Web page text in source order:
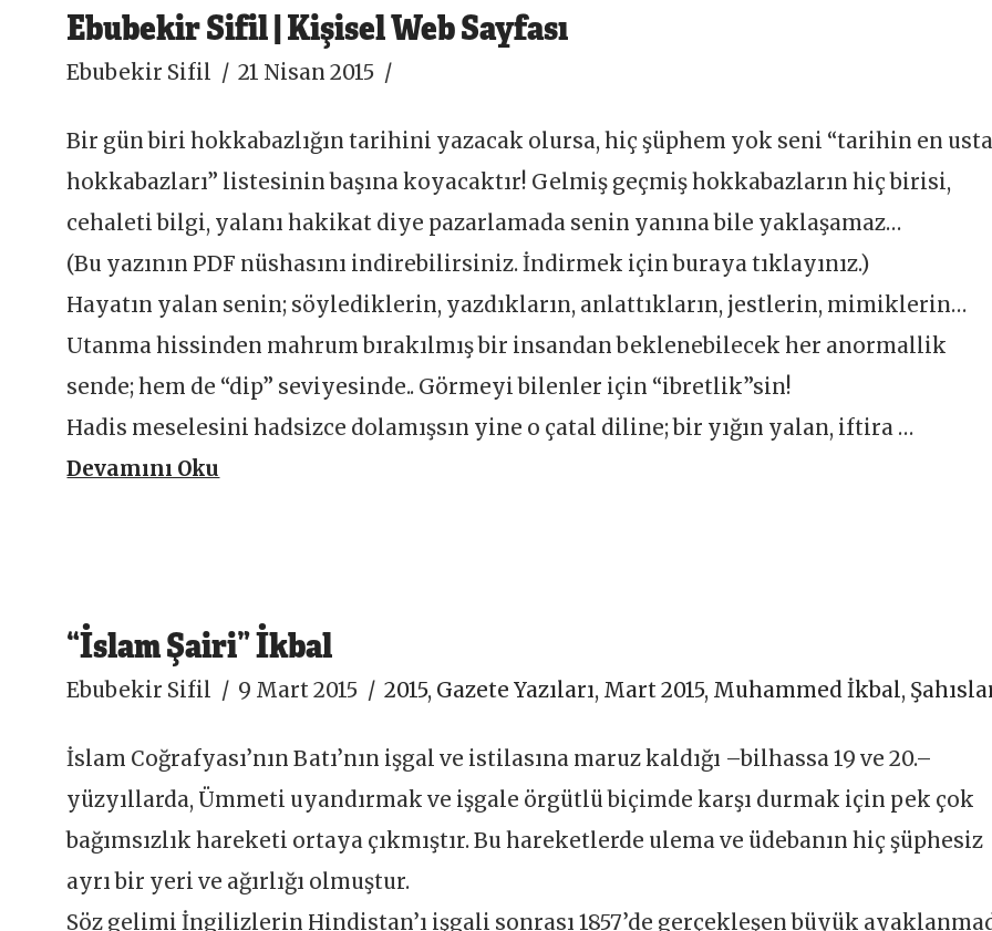
Ebubekir Sifil | Kişisel Web Sayfası
Ebubekir Sifil 21 Nisan 2015
Bir gün biri hokkabazlığın tarihini yazacak olursa, hiç şüphem yok seni “tarihin en
hokkabazları” listesinin başına koyacaktır! Gelmiş geçmiş hokkabazların hiç birisi,
cehaleti bilgi, yalanı hakikat diye pazarlamada senin yanına bile yaklaşamaz…
(Bu yazının PDF nüshasını indirebilirsiniz. İndirmek için buraya tıklayınız.)
Hayatın yalan senin; söylediklerin, yazdıkların, anlattıkların, jestlerin, mimiklerin…
Utanma hissinden mahrum bırakılmış bir insandan beklenebilecek her anormallik
sende; hem de “dip” seviyesinde.. Görmeyi bilenler için “ibretlik”sin!
Hadis meselesini hadsizce dolamışsın yine o çatal diline; bir yığın yalan, iftira …
Devamını Oku
“İslam Şairi” İkbal
Ebubekir Sifil 9 Mart 2015 2015, Gazete Yazıları, Mart 2015, Muhammed İkbal,
İslam Coğrafyası’nın Batı’nın işgal ve istilasına maruz kaldığı –bilhassa 19 ve 20.–
yüzyıllarda, Ümmeti uyandırmak ve işgale örgütlü biçimde karşı durmak için pek çok
bağımsızlık hareketi ortaya çıkmıştır. Bu hareketlerde ulema ve üdebanın hiç şüphesiz
ayrı bir yeri ve ağırlığı olmuştur.
Söz gelimi İngilizlerin Hindistan’ı işgali sonrası 1857’de gerçekleşen büyük